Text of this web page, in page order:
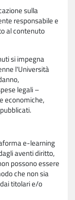
sulla
responsabile e
al contenuto
si impegna
l'Università
legali –
economiche,
e-learning
aventi diritto,
possono essere
che non sia
titolari e/o